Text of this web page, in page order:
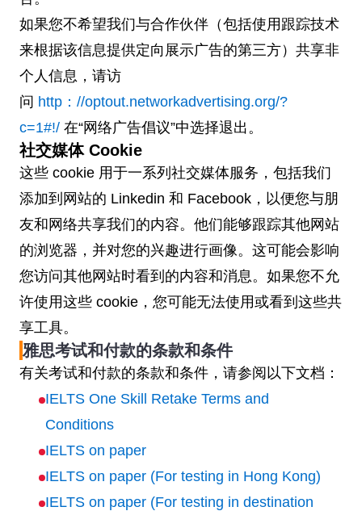
如果您不希望我们与合作伙伴（包括使用跟踪技术
来根据该信息提供定向展示广告的第三方）共享非
个人信息，请访
问 http：//optout.networkadvertising.org/?
c=1#!/ 在“网络广告倡议”中选择退出。
社交媒体 Cookie
这些 cookie 用于一系列社交媒体服务，包括我们
添加到网站的 Linkedin 和 Facebook，以便您与朋
友和网络共享我们的内容。他们能够跟踪其他网站
的浏览器，并对您的兴趣进行画像。这可能会影响
您访问其他网站时看到的内容和消息。如果您不允
许使用这些 cookie，您可能无法使用或看到这些共
享工具。
雅思考试和付款的条款和条件
有关考试和付款的条款和条件，请参阅以下文档：
IELTS One Skill Retake Terms and
Conditions
IELTS on paper
IELTS on paper (For testing in Hong Kong)
IELTS on paper (For testing in destination